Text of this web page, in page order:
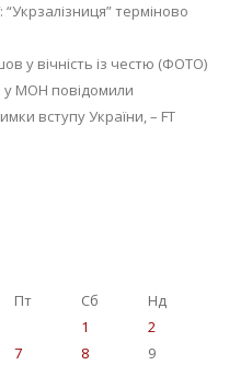
терміново
у вічність із честю (ФОТО)
у МОН повідомили
вступу України, – FT
Пт Сб
Нд
1
2
7 8
9